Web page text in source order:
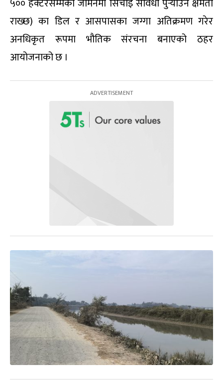
५०० हेक्टरसम्मका जमिनमा सिंचाइ सविधा पुर्‍याउने क्षमता
राख्छ) का डिल र आसपासका जग्गा अतिक्रमण गरेर
अनधिकृत रूपमा भौतिक संरचना बनाएको ठहर
आयोजनाको छ ।